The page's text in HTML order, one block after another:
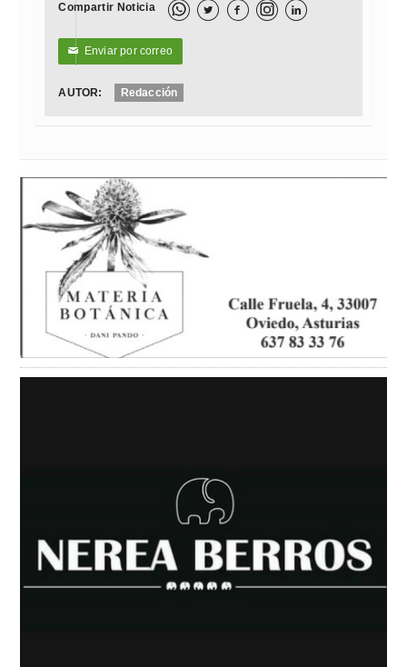
Compartir Noticia   
✉ Enviar por correo
AUTOR: Redacción